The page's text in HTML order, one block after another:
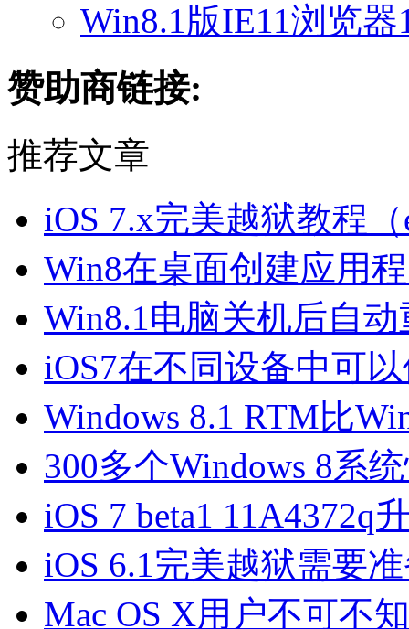
Win8.1版IE11浏览
赞助商链接:
推荐文章
iOS 7.x完美越狱教程（
Win8在桌面创建应用
Win8.1电脑关机后自
iOS7在不同设备中可
Windows 8.1 RTM比
300多个Windows 8系
iOS 7 beta1 11A4372q
iOS 6.1完美越狱需要
Mac OS X用户不可不